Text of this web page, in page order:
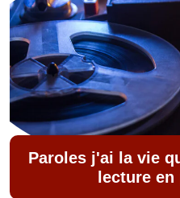
Paroles j'ai la vie
lecture